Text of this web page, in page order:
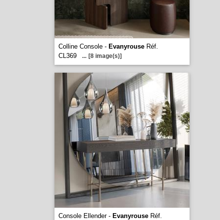
Colline Console - EvanyrouseRéf.
CL369
... [8 image(s)]
Console Ellender - EvanyrouseRéf.